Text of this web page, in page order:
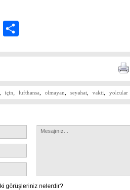
Email
için lufthansa olmayan seyahat vakti yolcular
görüşleriniz nelerdir?